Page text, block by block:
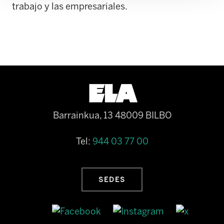
trabajo y las empresariales.
Barrainkua, 13 48009 BILBO
Tel: 944 03 77 00
SEDES